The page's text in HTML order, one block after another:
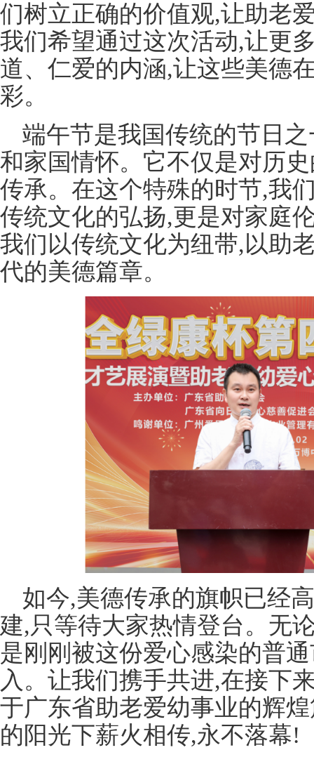
们树立正确的价值观,让助老
我们希望通过这次活动,让更
道、仁爱的内涵,让这些美德
彩。
端午节是我国传统的节日
和家国情怀。它不仅是对历
传承。在这个特殊的时节,我
传统文化的弘扬,更是对家庭
我们以传统文化为纽带,以助
代的美德篇章。
如今,美德传承的旗帜已经
建,只等待大家热情登台。无
是刚刚被这份爱心感染的普
入。让我们携手共进,在接下
于广东省助老爱幼事业的辉
的阳光下薪火相传,永不落幕!